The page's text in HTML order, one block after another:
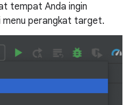
tempat Anda ingin
menu perangkat target.